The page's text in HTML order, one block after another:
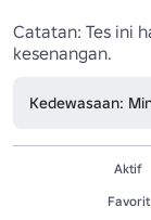
Catatan: Tes ini
kesenangan.
Kedewasaan:
Aktif
Favorit